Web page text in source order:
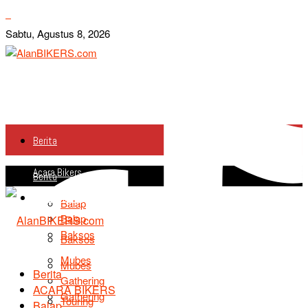
Sabtu, Agustus 8, 2026
Berita
Acara Bikers
Balap
Baksos
Mubes
Gathering
Berita
Acara Bikers
Balap
Baksos
Mubes
Gathering
Touring
Berita
ACARA BIKERS